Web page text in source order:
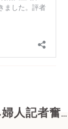
『明治大正昭和 化け込み婦人記者奮闘記』